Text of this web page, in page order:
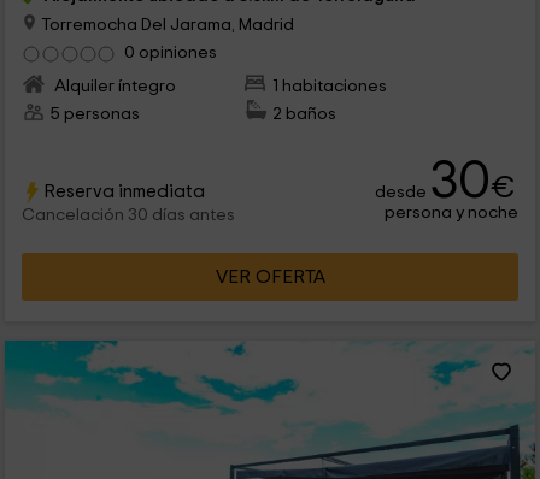
Torremocha Del Jarama, Madrid
0 opiniones
Alquiler íntegro
1 habitaciones
5 personas
2 baños
Reserva inmediata
Cancelación 30 días antes
desde 30€
persona y noche
VER OFERTA